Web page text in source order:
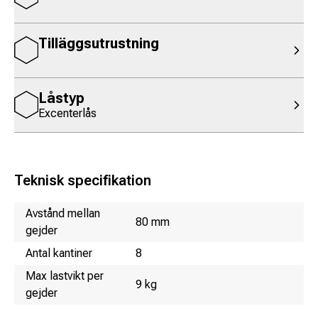
Tilläggsutrustning
Låstyp
Excenterlås
Teknisk specifikation
NamnVärde
Avstånd mellan
gejder
80 mm
Antal kantiner
8
Max lastvikt per
gejder
9 kg